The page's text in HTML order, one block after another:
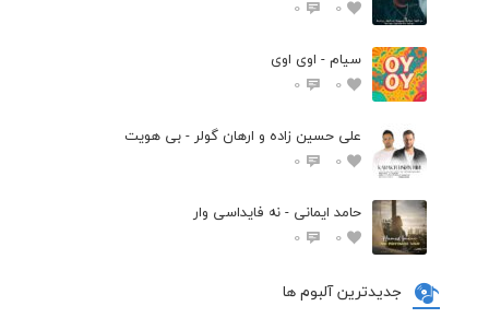
0
0
سیام - اوی اوی
0
0
علی حسین زاده و ارهان گولر - بی هویت
0
0
حامد ایمانی - نه فایداسی وار
0
0
جدیدترین آلبوم ها